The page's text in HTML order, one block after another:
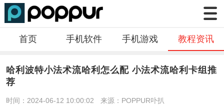
首页 手机软件 手机游戏 教程资讯
哈利波特小法术流哈利怎么配 小法术流哈利卡组推
荐
时间：2024-06-12 10:00:02 来源：POPPUR卟扒